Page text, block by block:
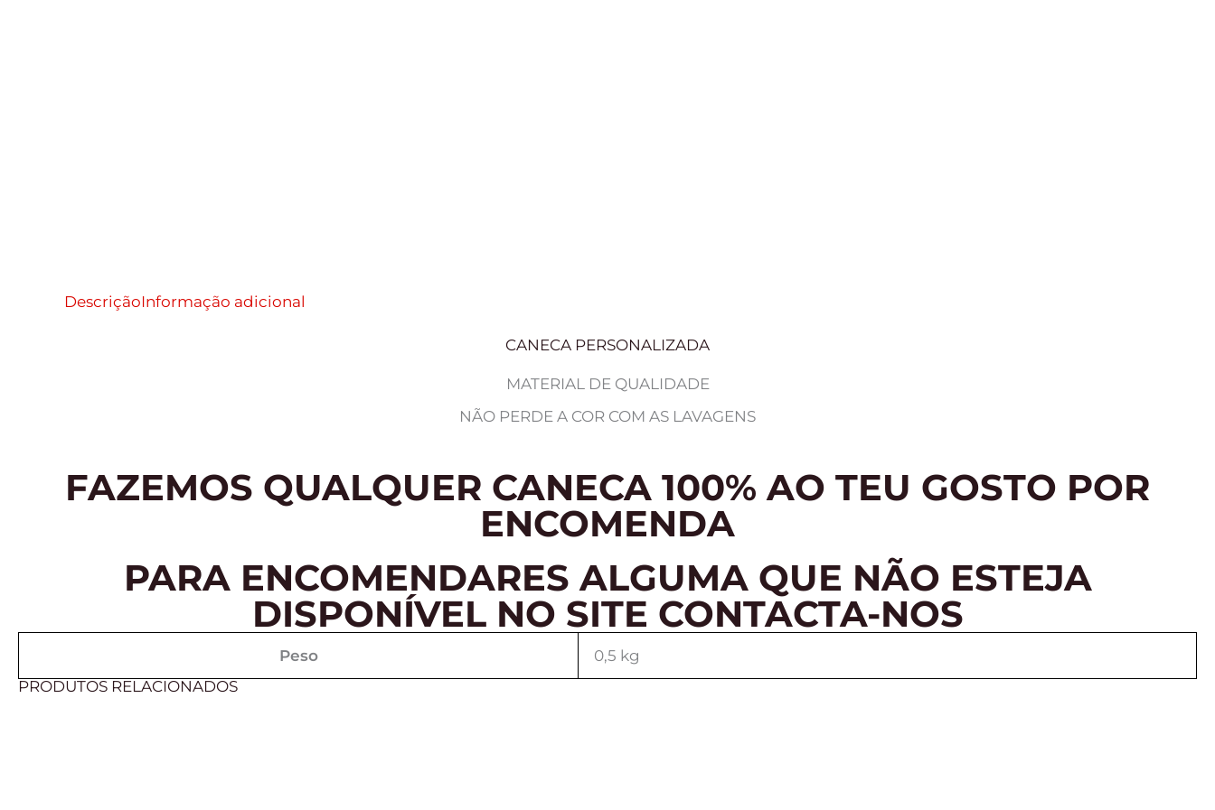
DescriçãoInformação adicional
CANECA PERSONALIZADA
MATERIAL DE QUALIDADE
NÃO PERDE A COR COM AS LAVAGENS
FAZEMOS QUALQUER CANECA 100% AO TEU GOSTO POR
ENCOMENDA
PARA ENCOMENDARES ALGUMA QUE NÃO ESTEJA
DISPONÍVEL NO SITE CONTACTA-NOS
Peso
0,5 kg
PRODUTOS RELACIONADOS